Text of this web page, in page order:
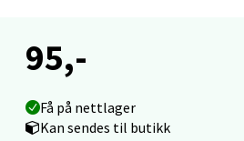
95,-
Få på nettlager
Kan sendes til butikk
Fridtjof Nansensgate 22, 8622
Åpent i dag 09-19
0 i butikk